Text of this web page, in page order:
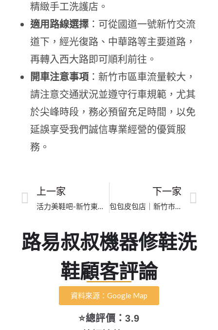
精緻手工洗護店。
適用路線選擇 ：可從國道一號新竹交流
道下，經光復路、中華路等主要道路，
再轉入西大路即可順利前往。
開車注意事項 ：新竹市區車流量較大，
請注意交通狀況並遵守行車規範，尤其
於尖峰時段，務必預留充足時間，以免
延誤享受我們誠信專業經營的優質服
務。
上一家
活力美鞋吧-新竹東門店｜台灣包包內襯除塵去污｜職人級手洗工藝深層淨化
下一家
包包皮包店｜新竹市提把手汗漬分解｜高奢包精緻手工洗護
路易叔叔機器修鞋洗
鞋顧客評論
資料來源：Google Map
⭐總評價：3.9